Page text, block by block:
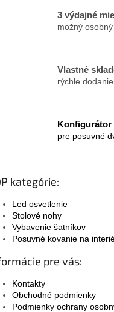
3 výdajné
možný
Vlastné
rýchle
Konfigurátor
pre posuvné
kategórie:
Led osvetlenie
Stolové nohy
Vybavenie šatníkov
Posuvné kovanie na
pre vás:
Kontakty
Obchodné podmienky
Podmienky ochrany